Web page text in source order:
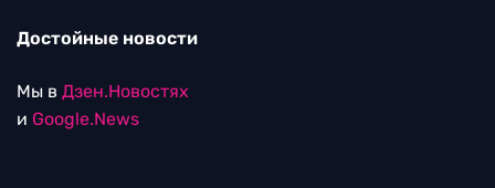
Достойные новости
Мы в Дзен.Новостях
и Google.News